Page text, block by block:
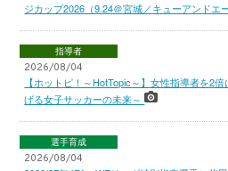
ジカップ2026（9.24＠宮城／キューアンドエ
指導者
2026/08/04
【ホットピ！～HotTopic～】女性指導者を2
げる女子サッカーの未来～
選手育成
2026/08/04